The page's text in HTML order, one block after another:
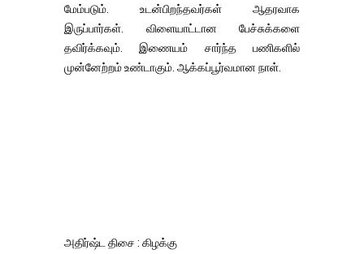
மேம்படும். உடன்பிறந்தவர்கள் ஆதரவாக
இருப்பார்கள். விளையாட்டான பேச்சுக்களை
தவிர்க்கவும். இணையம் சார்ந்த பணிகளில்
முன்னேற்றம் உண்டாகும். ஆக்கப்பூர்வமான நாள்.
அதிர்ஷ்ட திசை : கிழக்கு